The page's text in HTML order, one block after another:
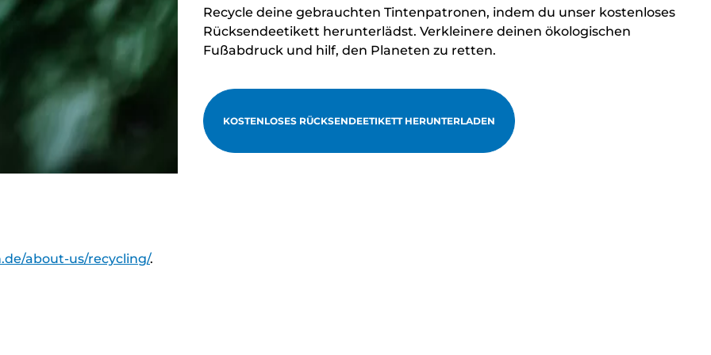
Recycle deine gebrauchten Tintenpatronen, indem du unser kostenloses
Rücksendeetikett herunterlädst. Verkleinere deinen ökologischen
Fußabdruck und hilf, den Planeten zu retten.
KOSTENLOSES RÜCKSENDEETIKETT HERUNTERLADEN
about-us/recycling/.